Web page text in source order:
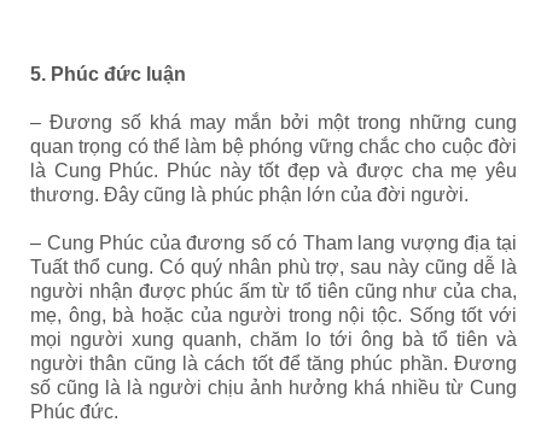
5. Phúc đức luận
– Đương số khá may mắn bởi một trong những cung
quan trọng có thể làm bệ phóng vững chắc cho cuộc đời
là Cung Phúc. Phúc này tốt đẹp và được cha mẹ yêu
thương. Đây cũng là phúc phận lớn của đời người.
– Cung Phúc của đương số có Tham lang vượng địa tại
Tuất thổ cung. Có quý nhân phù trợ, sau này cũng dễ là
người nhận được phúc ấm từ tổ tiên cũng như của cha,
mẹ, ông, bà hoặc của người trong nội tộc. Sống tốt với
mọi người xung quanh, chăm lo tới ông bà tổ tiên và
người thân cũng là cách tốt để tăng phúc phần. Đương
số cũng là là người chịu ảnh hưởng khá nhiều từ Cung
Phúc đức.